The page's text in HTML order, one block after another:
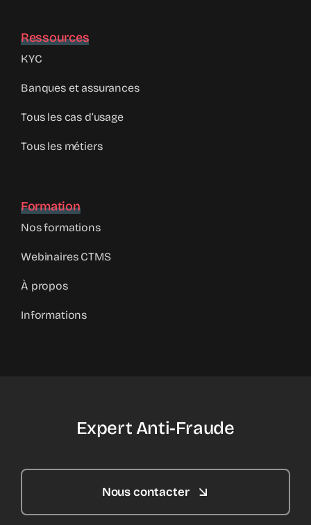
Ressources
Banques et assurances
Tous les cas d’usage
Formation
À propos
Expert Anti-Fraude
Nous contacter